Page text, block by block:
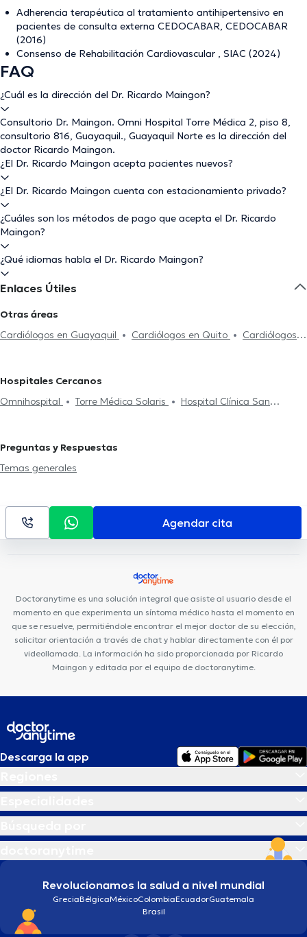
Adherencia terapéutica al tratamiento antihipertensivo en
pacientes de consulta externa CEDOCABAR, CEDOCABAR
(2016)
Consenso de Rehabilitación Cardiovascular , SIAC (2024)
FAQ
¿Cuál es la dirección del Dr. Ricardo Maingon?
Consultorio Dr. Maingon. Omni Hospital Torre Médica 2, piso 8,
consultorio 816, Guayaquil., Guayaquil Norte es la dirección del
doctor Ricardo Maingon.
¿El Dr. Ricardo Maingon acepta pacientes nuevos?
¿El Dr. Ricardo Maingon cuenta con estacionamiento privado?
¿Cuáles son los métodos de pago que acepta el Dr. Ricardo
Maingon?
¿Qué idiomas habla el Dr. Ricardo Maingon?
Enlaces Útiles
Otras áreas
Cardiólogos en Guayaquil
Cardiólogos en Quito
Cardiólogos
Hospitales Cercanos
Omnihospital
Torre Médica Solaris
Hospital Clínica San
GYE Sucursal Norte
Preguntas y Respuestas
Temas generales
Agendar cita
Doctoranytime es una solución integral que asiste al usuario desde el
momento en que experimenta un síntoma médico hasta el momento en
que se resuelve, permitiéndole encontrar el mejor doctor de su elección,
solicitar orientación a través de chat y hablar directamente con él por
videollamada. La información ha sido proporcionada por Ricardo
Maingon y editada por el equipo de doctoranytime.
Descarga la app
Revolucionamos la salud a nivel mundial
GreciaBélgicaMéxicoColombiaEcuadorGuatemala
Brasil